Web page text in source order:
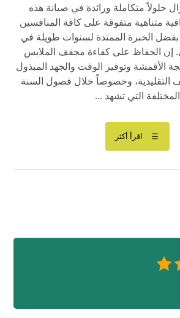
حلولاً متكاملة ورائدة في صيانة هذه
متناهية متفوقة على كافة المنافسين
الخبرة الممتدة لسنوات طويلة في
إن الحفاظ على كفاءة مجفف الملابس
الأقمشة وتوفير الوقت والجهد المبذول
التقليدية، وخصوصاً خلال فصول السنة
المختلفة التي تشهد ...
اقرأ أكثر